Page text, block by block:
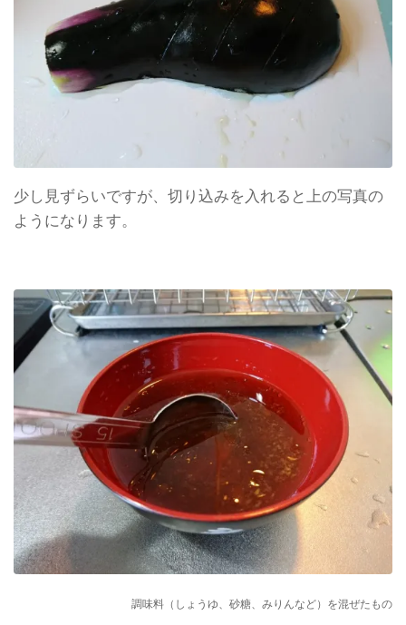
少し見ずらいですが、切り込みを入れると上の写真の
ようになります。
調味料（しょうゆ、砂糖、みりんなど）を混ぜたもの